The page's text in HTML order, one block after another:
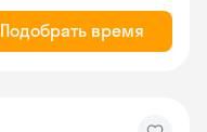
Подобрать время